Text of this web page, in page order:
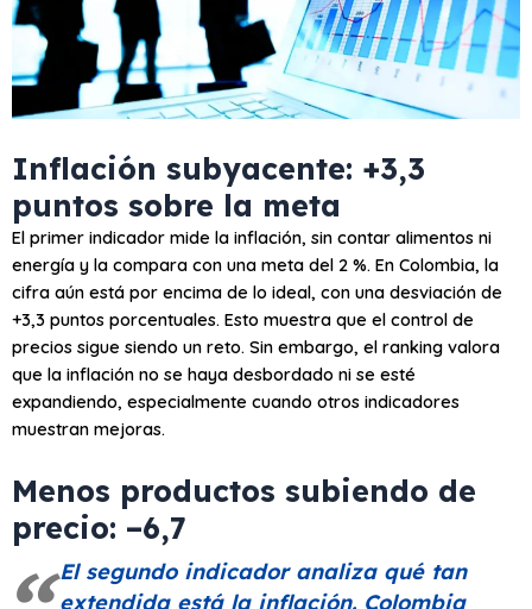
Inflación subyacente: +3,3
puntos sobre la meta
El primer indicador mide la inflación, sin contar alimentos ni
energía y la compara con una meta del 2 %. En Colombia, la
cifra aún está por encima de lo ideal, con una desviación de
+3,3 puntos porcentuales. Esto muestra que el control de
precios sigue siendo un reto. Sin embargo, el ranking valora
que la inflación no se haya desbordado ni se esté
expandiendo, especialmente cuando otros indicadores
muestran mejoras.
Menos productos subiendo de​
precio: –6,7
El segundo indicador analiza qué tan
extendida está la inflación. Colombia